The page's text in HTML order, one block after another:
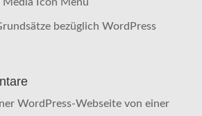
Media Icon Menü
bezüglich WordPress
WordPress-Webseite von einer